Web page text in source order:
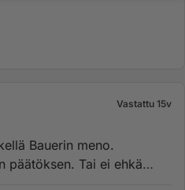
Vastattu 15v
Bauerin meno.
päätöksen. Tai ei ehkä